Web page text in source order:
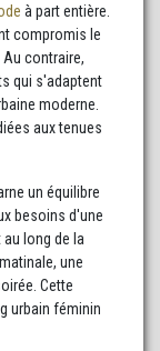
à part entière.
compromis le
contraire,
qui s'adaptent
moderne.
aux tenues
un équilibre
besoins d'une
long de la
une
Cette
urbain féminin